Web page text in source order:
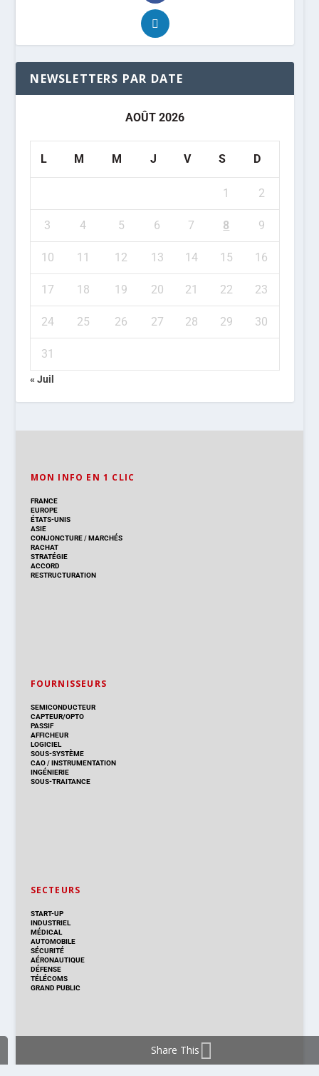
NEWSLETTERS PAR DATE
AOÛT 2026
L M M J V S D
1 2
3 4 5 6 7 8 9
10 11 12 13 14 15 16
17 18 19 20 21 22 23
24 25 26 27 28 29 30
31
« Juil
MON INFO EN 1 CLIC
FRANCE
EUROPE
ÉTATS-UNIS
ASIE
CONJONCTURE/MARCHÉS
RACHAT
STRATÉGIE
ACCORD
RESTRUCTURATION
FOURNISSEURS
SEMICONDUCTEUR
CAPTEUR/OPTO
PASSIF
AFFICHEUR
LOGICIEL
SOUS-SYSTÈME
CAO/INSTRUMENTATION
INGÉNIERIE
SOUS-TRAITANCE
SECTEURS
START-UP
INDUSTRIEL
MÉDICAL
AUTOMOBILE
SÉCURITÉ
AÉRONAUTIQUE
DÉFENSE
TÉLÉCOMS
GRAND PUBLIC
Share This